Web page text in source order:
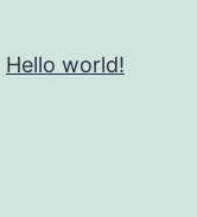
Hello world!